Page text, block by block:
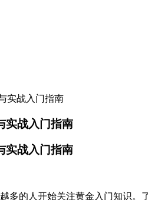
实战入门指南
实战入门指南
实战入门指南
多的人开始关注黄金入门知识